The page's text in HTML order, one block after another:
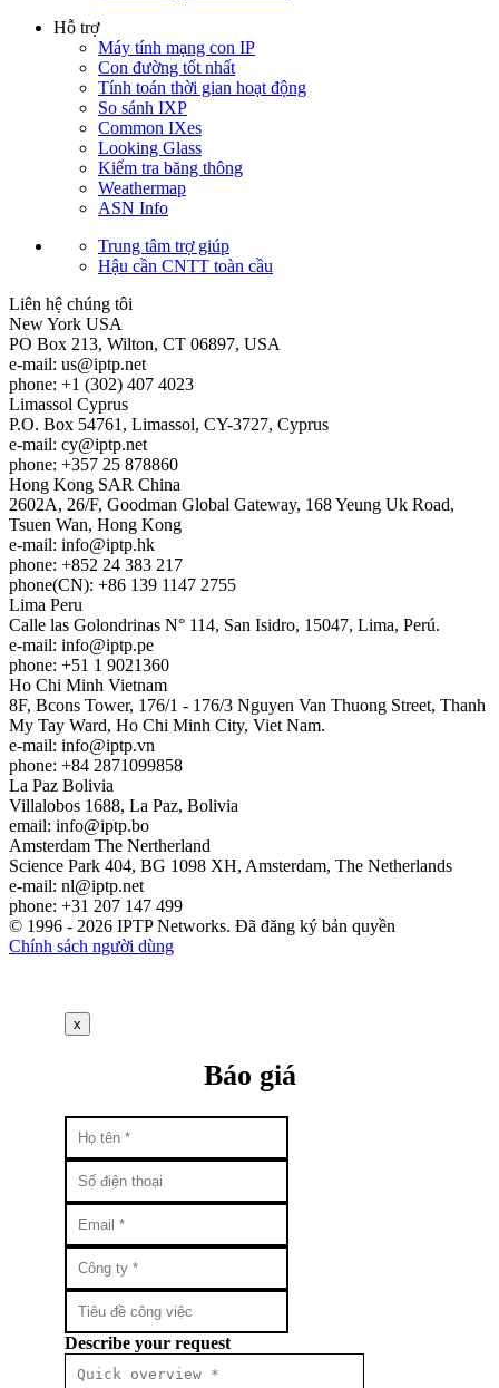
Hỗ trợ
Máy tính mạng con IP
Con đường tốt nhất
Tính toán thời gian hoạt động
So sánh IXP
Common IXes
Looking Glass
Kiểm tra băng thông
Weathermap
ASN Info
Trung tâm trợ giúp
Hậu cần CNTT toàn cầu
Liên hệ chúng tôi
New York USA
PO Box 213, Wilton, CT 06897, USA
e-mail: us
iptp.net
phone: +1 (302) 407 4023
Limassol Cyprus
P.O. Box 54761, Limassol, CY-3727, Cyprus
e-mail: cy
iptp.net
phone: +357 25 878860
Hong Kong SAR China
2602A, 26/F, Goodman Global Gateway, 168 Yeung Uk Road,
Tsuen Wan, Hong Kong
e-mail: info
iptp.hk
phone: +852 24 383 217
phone(CN): +86 139 1147 2755
Lima Peru
Calle las Golondrinas N° 114, San Isidro, 15047, Lima, Perú.
e-mail: info
iptp.pe
phone: +51 1 9021360
Ho Chi Minh Vietnam
8F, Bcons Tower, 176/1 - 176/3 Nguyen Van Thuong Street, Thanh
My Tay Ward, Ho Chi Minh City, Viet Nam.
e-mail: info
iptp.vn
phone: +84 2871099858
La Paz Bolivia
Villalobos 1688, La Paz, Bolivia
email: info
iptp.bo
Amsterdam The Nertherland
Science Park 404, BG 1098 XH, Amsterdam, The Netherlands
e-mail: nl
iptp.net
phone: +31 207 147 499
© 1996 - 2026 IPTP Networks. Đã đăng ký bản quyền
Chính sách người dùng
x
Báo giá
Describe your request